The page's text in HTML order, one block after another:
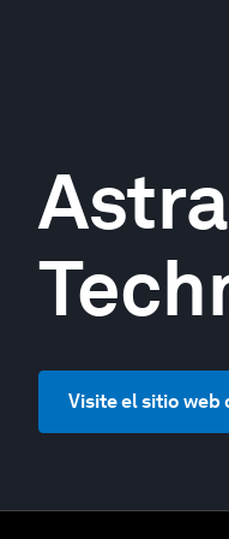
Visite el sitio web